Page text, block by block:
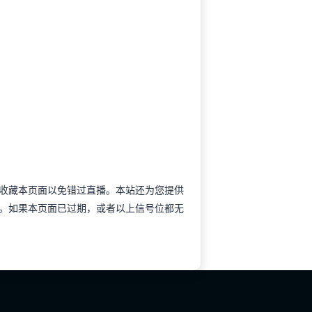
藏本页面以免错过直播。本站还为您提供
如果本页面已过期，或者以上信号位都无